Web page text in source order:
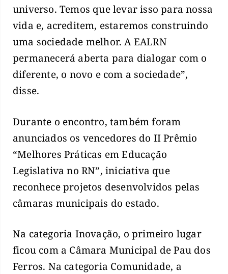
universo. Temos que levar isso para nossa
vida e, acreditem, estaremos construindo
uma sociedade melhor. A EALRN
permanecerá aberta para dialogar com o
diferente, o novo e com a sociedade”,
disse.
Durante o encontro, também foram
anunciados os vencedores do II Prêmio
“Melhores Práticas em Educação
Legislativa no RN”, iniciativa que
reconhece projetos desenvolvidos pelas
câmaras municipais do estado.
Na categoria Inovação, o primeiro lugar
ficou com a Câmara Municipal de Pau dos
Ferros. Na categoria Comunidade, a